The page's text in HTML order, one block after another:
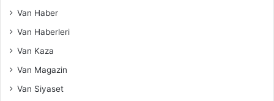
Van Haber
Van Haberleri
Van Kaza
Van Magazin
Van Siyaset